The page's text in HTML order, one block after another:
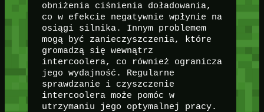
obniżenia ciśnienia doładowania,
co w efekcie negatywnie wpłynie na
osiągi silnika. Innym problemem
mogą być zanieczyszczenia, które
gromadzą się wewnątrz
intercoolera, co również ogranicza
jego wydajność. Regularne
sprawdzanie i czyszczenie
intercoolera może pomóc w
utrzymaniu jego optymalnej pracy.